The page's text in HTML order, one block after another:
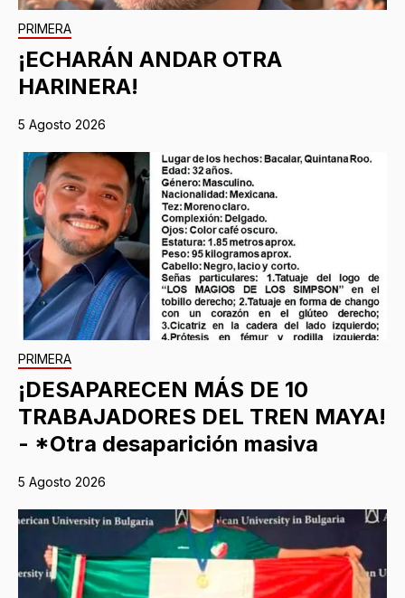
PRIMERA
¡ECHARÁN ANDAR OTRA
HARINERA!
5 Agosto 2026
PRIMERA
¡DESAPARECEN MÁS DE 10
TRABAJADORES DEL TREN MAYA!
- *Otra desaparición masiva
5 Agosto 2026